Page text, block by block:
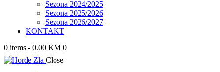
Sezona 2024/2025
Sezona 2025/2026
Sezona 2026/2027
KONTAKT
0 items - 0.00 KM 0
Close